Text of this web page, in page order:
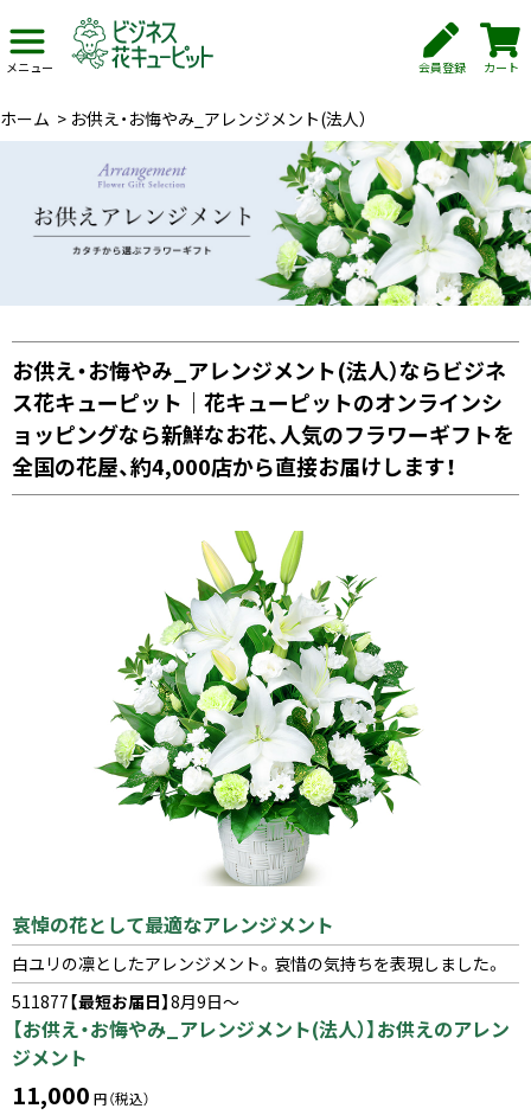
メニュー 会員登録 カート
ホーム > お供え・お悔やみ_アレンジメント(法人）
お供え・お悔やみ_アレンジメント(法人）ならビジネ
ス花キューピット｜花キューピットのオンラインシ
ョッピングなら新鮮なお花、人気のフラワーギフトを
全国の花屋、約4,000店から直接お届けします！
哀悼の花として最適なアレンジメント
白ユリの凛としたアレンジメント。哀惜の気持ちを表現しました。
511877【最短お届日】8月9日～
【お供え・お悔やみ_アレンジメント(法人）】お供えのアレン
ジメント
11,000 円（税込）